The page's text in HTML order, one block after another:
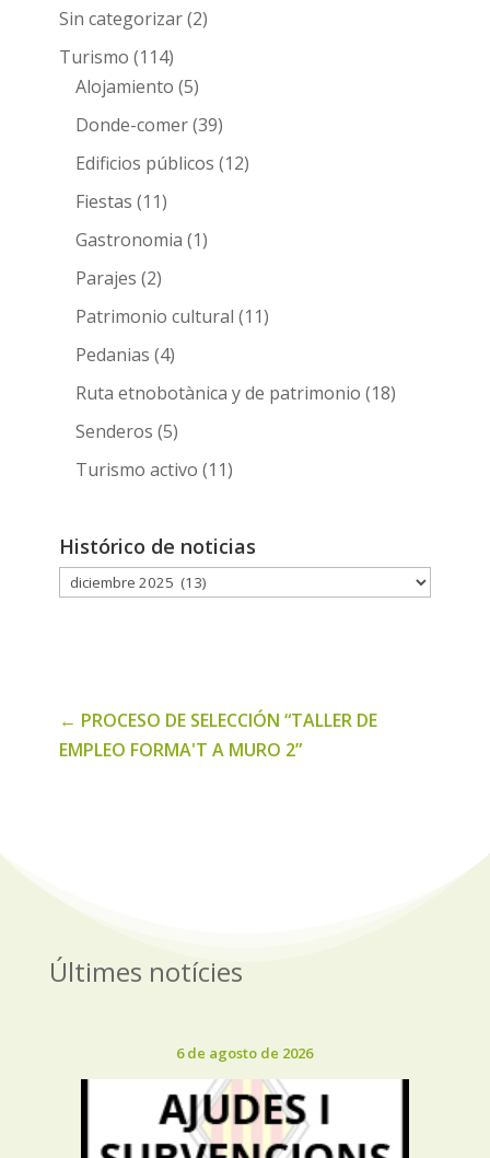
Sin categorizar(2)
Turismo (114)
Alojamiento (5)
Donde-comer(39)
Edificios públicos (12)
Fiestas (11)
Gastronomia (1)
Parajes (2)
Patrimonio cultural (11)
Pedanias (4)
Ruta etnobotànica y de patrimonio (18)
Senderos (5)
Turismo activo (11)
Histórico de noticias
Histórico
← PROCESO DE SELECCIÓN “TALLER DE
EMPLEO FORMA'T A MURO 2”
Últimes notícies
6 de agosto de 2026